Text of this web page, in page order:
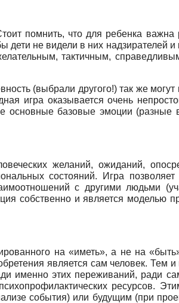
помнить, что для ребенка
дети не видели в них надзирателей
тактичным,
(выбрали другого!) так же
игра оказывается очень
основные базовые эмоции (разные
желаний, ожиданий,
состояний. Игра позволяет
с другими людьми
собственно и является моделью
на «иметь», а не на
является сам человек. Тем и
именно этих переживаний, ради
ресурсов.
события) или будущим (при